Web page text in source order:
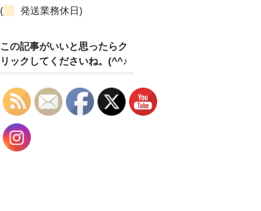
(
発送業務休日)
この記事がいいと思ったらク
リックしてくださいね。(^^♪